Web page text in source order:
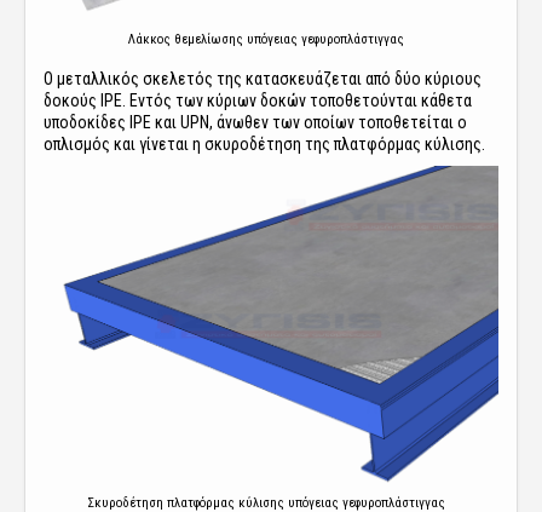
Λάκκος θεμελίωσης υπόγειας γεφυροπλάστιγγας
Ο μεταλλικός σκελετός της κατασκευάζεται από δύο κύριους
δοκούς IPE. Εντός των κύριων δοκών τοποθετούνται κάθετα
υποδοκίδες IPE και UPN, άνωθεν των οποίων τοποθετείται ο
οπλισμός και γίνεται η σκυροδέτηση της πλατφόρμας κύλισης.
Σκυροδέτηση πλατφόρμας κύλισης υπόγειας γεφυροπλάστιγγας